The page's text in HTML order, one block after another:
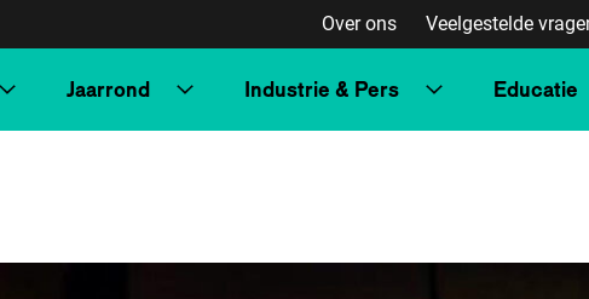
Over ons Veelgestelde
Jaarrond Industrie & Pers Educatie